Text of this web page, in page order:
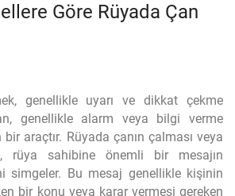
Göre Rüyada Çan
genellikle uyarı ve dikkat çekme
genellikle alarm veya bilgi verme
bir araçtır. Rüyada çanın çalması veya
rüya sahibine önemli bir mesajın
simgeler. Bu mesaj genellikle kişinin
bir konu veya karar vermesi gereken